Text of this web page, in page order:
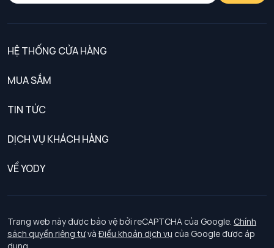
HỆ THỐNG CỬA HÀNG
MUA SẮM
TIN TỨC
DỊCH VỤ KHÁCH HÀNG
Chính sách khách hàng thân thiết
Chính sách bảo vệ dữ liệu cá nhân
Chính sách thanh toán, giao nhận
VỀ YODY
Tuyển dụng
Trang web này được bảo vệ bởi reCAPTCHA của Google. Chính
sách quyền riêng tưvà Điều khoản dịch vụ của Google được áp